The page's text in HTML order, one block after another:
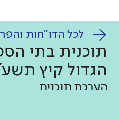
לכל הדו"חות
תוכנית בתי
הגדול קיץ
הערכת תוכנית